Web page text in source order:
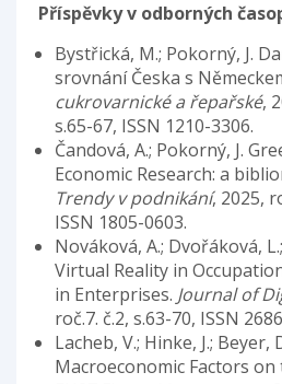
Příspěvky v odborných
Bystřická, M.; Pokorný, J.
srovnání Česka s
cukrovarnické a řepařské,
s.65-67, ISSN 1210-3306.
Čandová, A.; Pokorný, J.
Economic Research: a
Trendy v podnikání, 2025,
ISSN 1805-0603.
Nováková, A.; Dvořáková,
Virtual Reality in
in Enterprises. Journal of
roč.7. č.2, s.63-70, ISSN
Lacheb, V.; Hinke, J.; Beyer,
Macroeconomic Factors